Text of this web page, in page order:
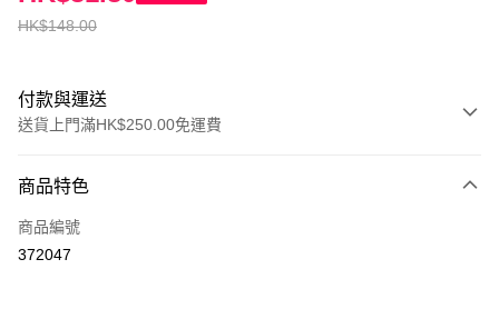
HK$148.00
付款與運送
送貨上門滿HK$250.00免運費
信用卡
Apple Pay
商品特色
商品編號
372047